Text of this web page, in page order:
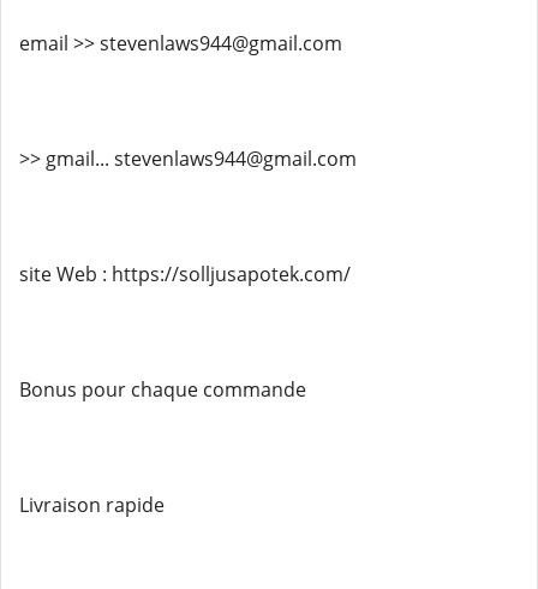
email >> stevenlaws944@gmail.com
>> gmail... stevenlaws944@gmail.com
site Web : https://solljusapotek.com/
Bonus pour chaque commande
Livraison rapide